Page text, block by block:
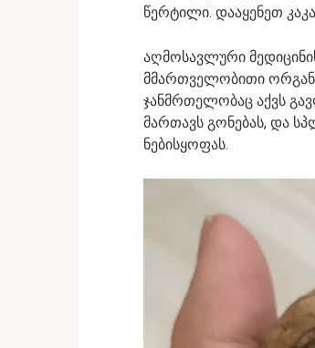
წერტილი. დააყენეთ
აღმოსავლური
მმართველობითი
ჯანმრთელობაც აქვს
მართავს გონებას, და
ნებისყოფას.